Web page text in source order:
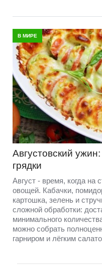
В МИРЕ
Августовский
грядки
Август - время, когда на
овощей. Кабачки,
картошка, зелень и
сложной обработки:
минимального
можно собрать
гарниром и лёгким